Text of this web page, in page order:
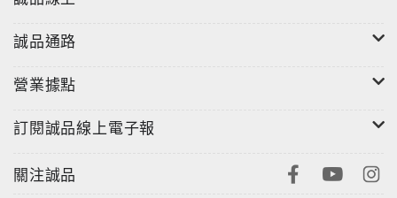
誠品通路
營業據點
訂閱誠品線上電子報
關注誠品